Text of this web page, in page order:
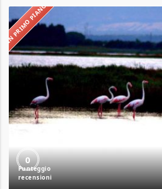
IN PRIMO PIANO
0
S’ena
Arrubia